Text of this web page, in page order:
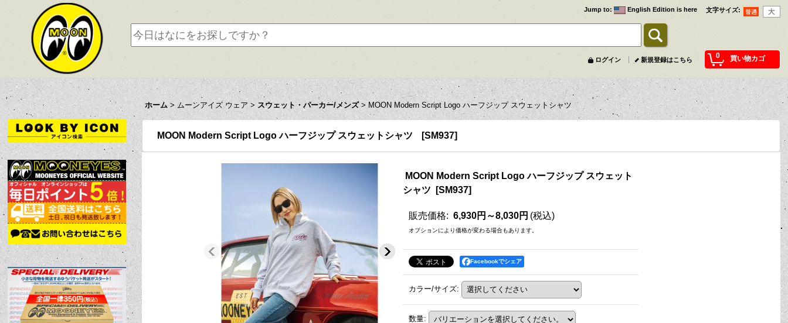
文字サイズ:
Jump to: English Edition is here
0 買い物カゴ
ログイン 新規登録はこちら
ホーム > ムーンアイズ ウェア > スウェット・パーカー/メンズ > MOON Modern Script Logo ハーフジップ スウェットシャツ
MOON Modern Script Logo ハーフジップ スウェットシャツ [SM937]
MOON Modern Script Logo ハーフジップ スウェット
シャツ
[SM937]
販売価格: 6,930円～8,030円 (税込)
オプションにより価格が変わる場合もあります。
Facebookでシェア
カラー/サイズ:
数量: